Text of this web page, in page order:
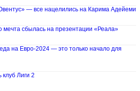
— все нацелились на Карима Адейеми
мечта сбылась на презентации «Реала»
на Евро-2024 — это только начало для
Лиги 2